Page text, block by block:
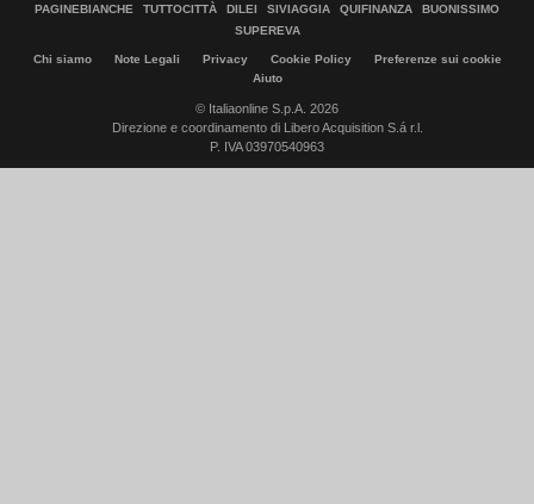
PAGINEBIANCHE
TUTTOCITTÀ DILEI SIVIAGGIA QUIFINANZA
BUONISSIMO
SUPEREVA
Chi siamo Note Legali Privacy Cookie Policy
Preferenze sui cookie
Aiuto
© Italiaonline S.p.A. 2026
Direzione e coordinamento di Libero Acquisition S.á r.l.
P. IVA 03970540963